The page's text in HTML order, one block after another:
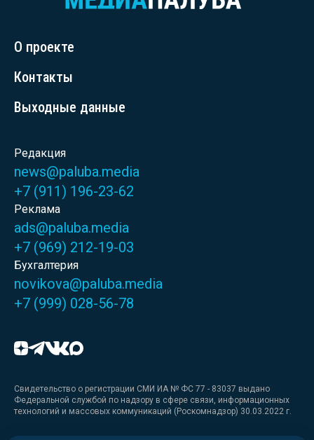
О проекте
Контакты
Выходные данные
Редакция
news@paluba.media
+7 (911) 196-23-62
Реклама
ads@paluba.media
+7 (969) 212-19-03
Бухгалтерия
novikova@paluba.media
+7 (999) 028-56-78
Свидетельство о регистрации СМИ ИА № ФС 77 - 83037 выдано
Федеральной службой по надзору в сфере связи, информационных
технологий и массовых коммуникаций (Роскомнадзор) 30.03.2022 г.